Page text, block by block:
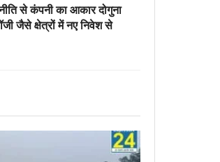
से कंपनी का आकार दोगुना
जैसे क्षेत्रों में नए निवेश से